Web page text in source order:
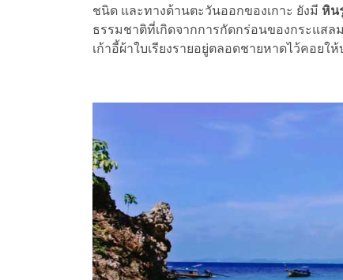
ชนิด และทางด้านตะวันออกของเกาะ ยังมี หิน
ธรรมชาติที่เกิดจากการกัดกร่อนของกระแส
เก้าอี้ผ้าใบเรียงรายอยู่ตลอดชายหาดไว้คอยใ